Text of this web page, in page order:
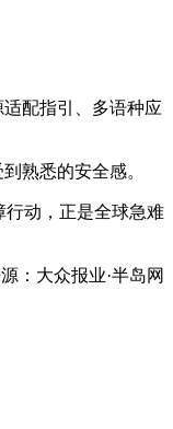
配指引、多语种应
熟悉的安全感。
行动，正是全球急难
：大众报业·半岛网